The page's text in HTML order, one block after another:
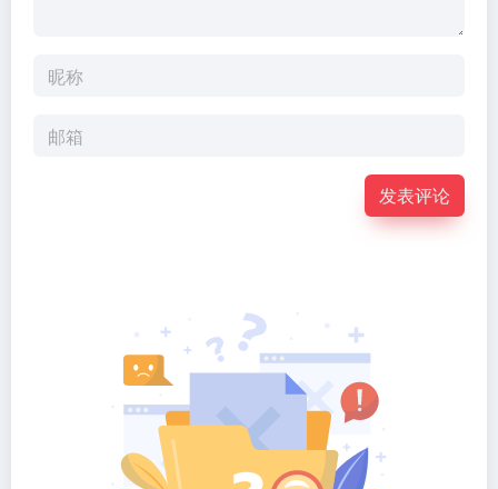
发表评论